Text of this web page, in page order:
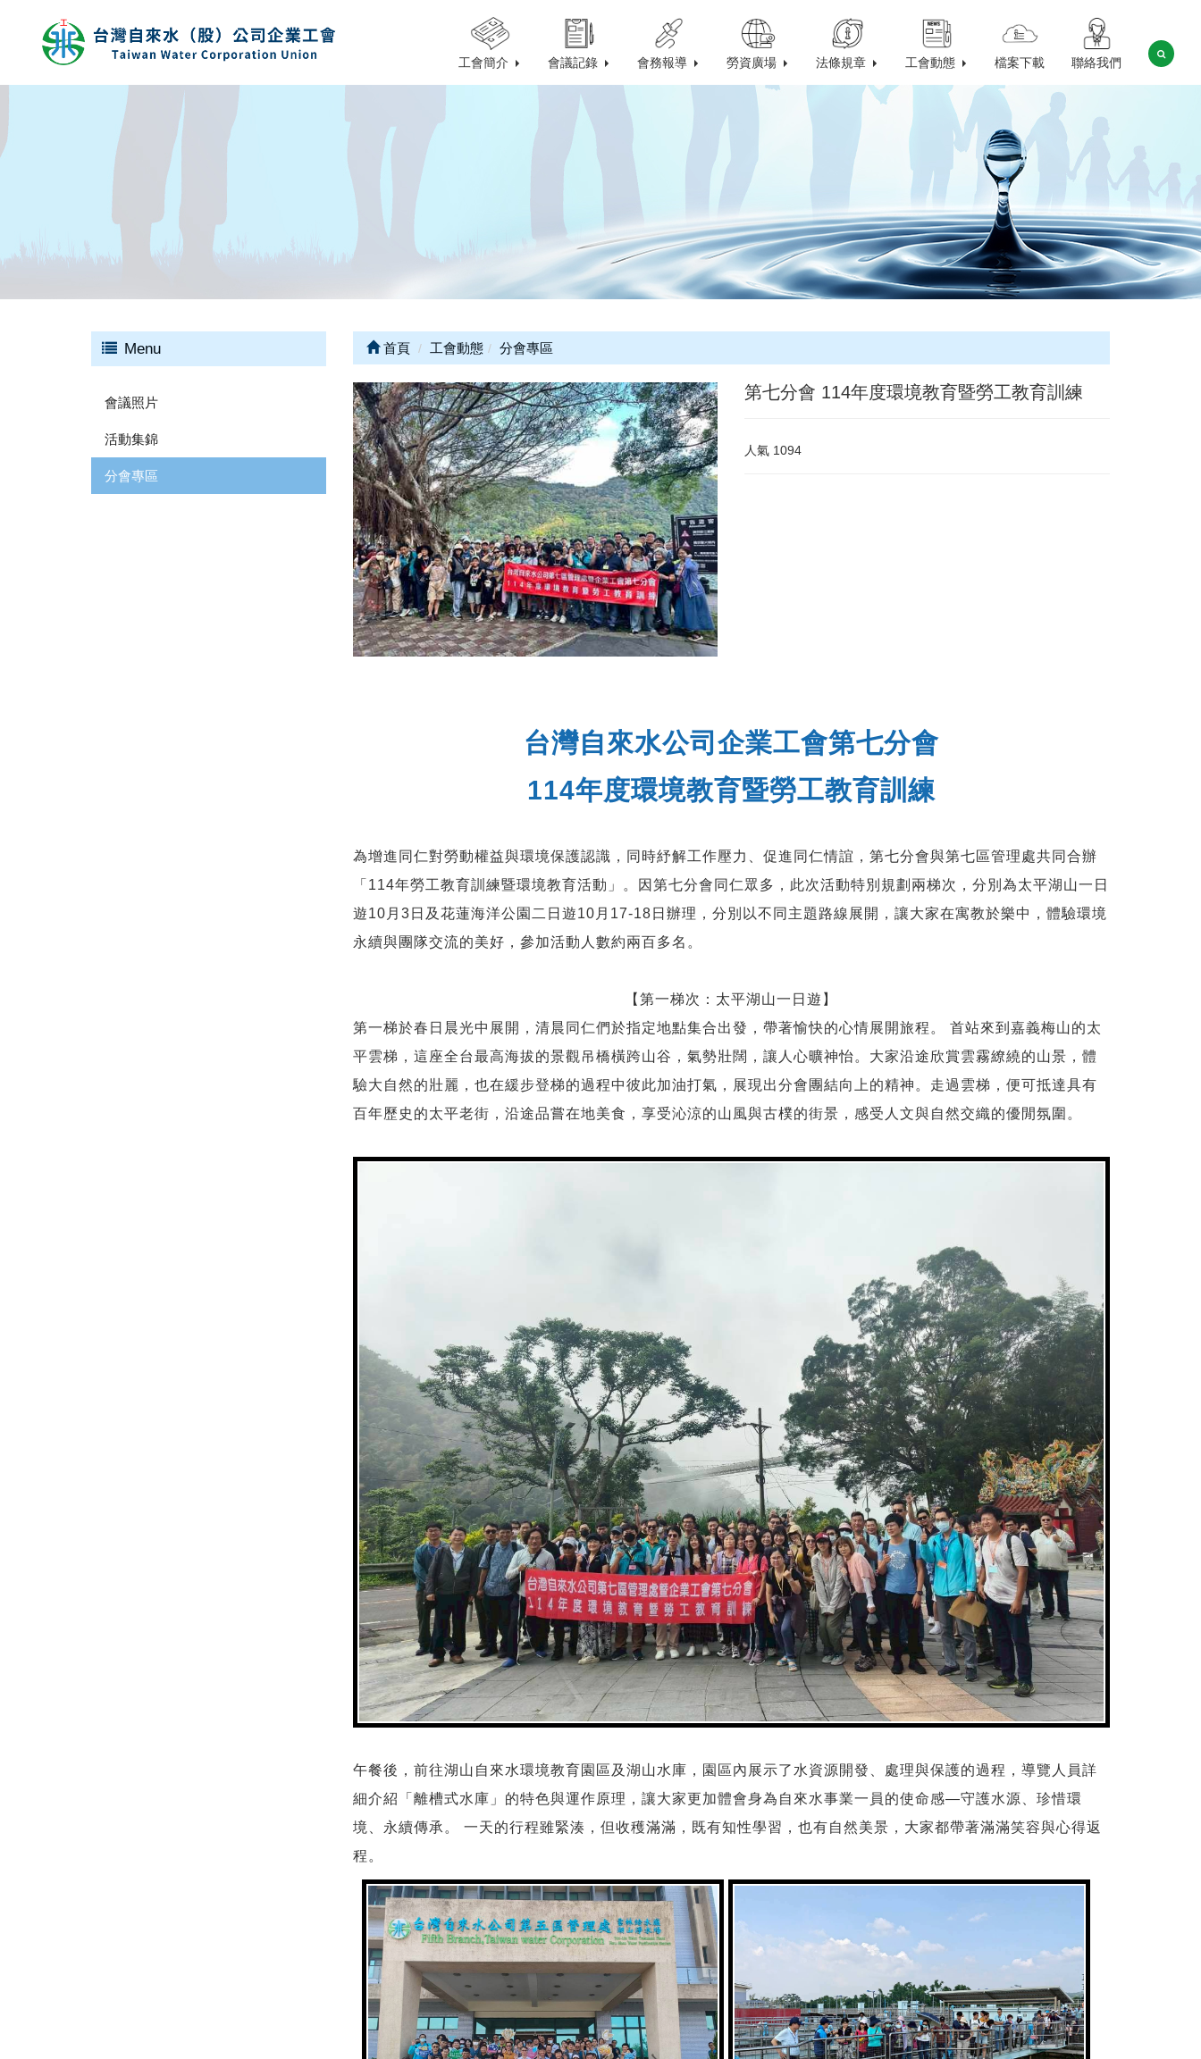
工會簡介 會議記錄 會務報導 勞資廣場 法條規章 工會動態 檔案下載 聯絡我們
Menu
會議照片
活動集錦
分會專區
首頁 工會動態 分會專區
第七分會 114年度環境教育暨勞工教育訓練
人氣 1094
台灣自來水公司企業工會第七分會
114年度環境教育暨勞工教育訓練
為增進同仁對勞動權益與環境保護認識，同時紓解工作壓力、促進同仁情誼，第七分會與第七區管理處共同合辦
「114年勞工教育訓練暨環境教育活動」。因第七分會同仁眾多，此次活動特別規劃兩梯次，分別為太平湖山一日
遊10月3日及花蓮海洋公園二日遊10月17-18日辦理，分別以不同主題路線展開，讓大家在寓教於樂中，體驗環境
永續與團隊交流的美好，參加活動人數約兩百多名。
【第一梯次：太平湖山一日遊】
第一梯於春日晨光中展開，清晨同仁們於指定地點集合出發，帶著愉快的心情展開旅程。 首站來到嘉義梅山的太
平雲梯，這座全台最高海拔的景觀吊橋橫跨山谷，氣勢壯闊，讓人心曠神怡。大家沿途欣賞雲霧繚繞的山景，體
驗大自然的壯麗，也在緩步登梯的過程中彼此加油打氣，展現出分會團結向上的精神。走過雲梯，便可抵達具有
百年歷史的太平老街，沿途品嘗在地美食，享受沁涼的山風與古樸的街景，感受人文與自然交織的優閒氛圍。
午餐後，前往湖山自來水環境教育園區及湖山水庫，園區內展示了水資源開發、處理與保護的過程，導覽人員詳
細介紹「離槽式水庫」的特色與運作原理，讓大家更加體會身為自來水事業一員的使命感—守護水源、珍惜環
境、永續傳承。 一天的行程雖緊湊，但收穫滿滿，既有知性學習，也有自然美景，大家都帶著滿滿笑容與心得返
程。